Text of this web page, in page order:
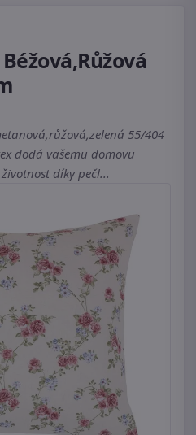
55/404
dodá vašemu domovu
díky pečl...